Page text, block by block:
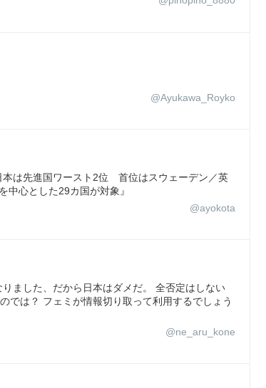
@Ayukawa_Royko
本は先進国ワースト2位 首位はスウェーデン／英
中心とした29カ国が対象』
@ayokota
ました、だから日本はダメだ。 全否定はしない
では？ フェミが情報切り取って利用するでしょう
@ne_aru_kone